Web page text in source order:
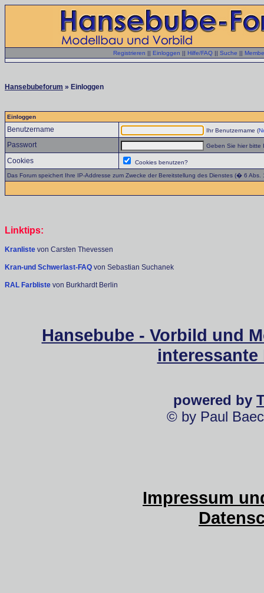
Registrieren || Einloggen || Hilfe/FAQ || Suche ||
Hansebubeforum » Einloggen
Einloggen
Benutzername Ihr Benutzername (
Passwort Geben Sie hier bitte
Cookies
Cookies benutzen?
Das Forum speichert Ihre IP-Addresse zum Zwecke der Bereitstellung des Dienstes (� 6
Linktips:
Kranliste von Carsten Thevessen
Kran-und Schwerlast-FAQ von Sebastian Suchanek
RAL Farbliste von Burkhardt Berlin
Hansebube - Vorbild und
powered by
© by Paul
Impressum